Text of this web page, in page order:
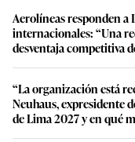
Aerolíneas responden a
internacionales: “Una
desventaja competitiva
“La organización está
Neuhaus, expresidente
de Lima 2027 y en qué